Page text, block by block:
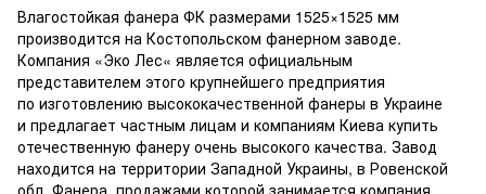
Влагостойкая фанера ФК размерами 1525×1525 мм
производится на Костопольском фанерном заводе.
Компания «Эко Лес« является официальным
представителем этого крупнейшего предприятия
по изготовлению высококачественной фанеры в Украине
и предлагает частным лицам и компаниям Киева купить
отечественную фанеру очень высокого качества. Завод
находится на территории Западной Украины, в Ровенской